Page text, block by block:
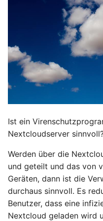
Ist ein
Nextcloudserver
Werden über die
und geteilt und das von
Geräten, dann ist die
durchaus sinnvoll. Es
Benutzer, dass eine
Nextcloud geladen wird